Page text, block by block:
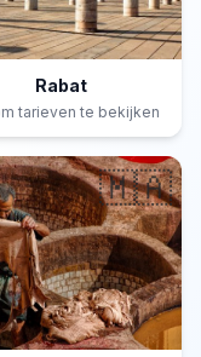
Rabat
tarieven te bekijken
🇲🇦